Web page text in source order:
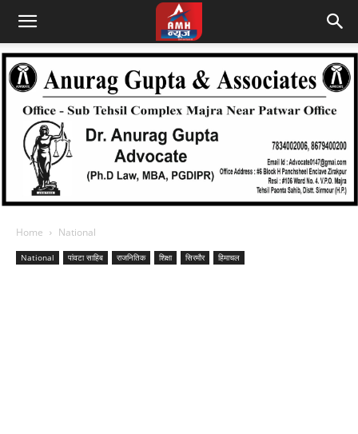
Home National
National पांवटा साहिब राजनितिक शिक्षा सिरमौर हिमाचल